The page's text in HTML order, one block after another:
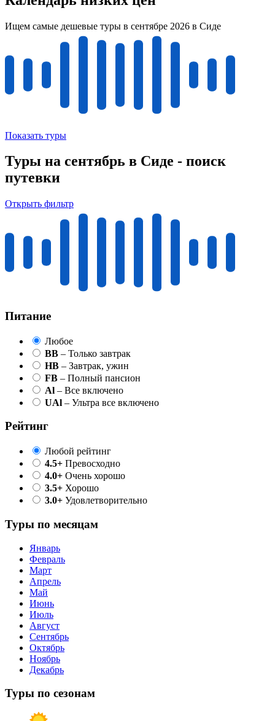
Ищем самые дешевые туры в сентябре 2026 в Сиде
Показать туры
Туры на сентябрь в Сиде - поиск
путевки
Открыть фильтр
Питание
Любое
BB – Только завтрак
HB – Завтрак, ужин
FB – Полный пансион
Al – Все включено
UAl – Ультра все включено
Рейтинг
Любой рейтинг
4.5+ Превосходно
4.0+ Очень хорошо
3.5+ Хорошо
3.0+ Удовлетворительно
Туры по месяцам
Январь
Февраль
Март
Апрель
Май
Июнь
Июль
Август
Сентябрь
Октябрь
Ноябрь
Декабрь
Туры по сезонам